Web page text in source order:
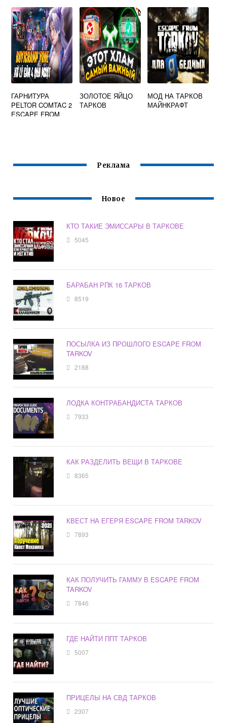
ГАРНИТУРА
PELTOR COMTAC 2
ESCAPE FROM
ЗОЛОТОЕ ЯЙЦО
ТАРКОВ
МОД НА ТАРКОВ
МАЙНКРАФТ
Реклама
Новое
КТО ТАКИЕ ЭМИССАРЫ В ТАРКОВЕ
5045
БАРАБАН РПК 16 ТАРКОВ
8519
ПОСЫЛКА ИЗ ПРОШЛОГО ESCAPE FROM
TARKOV
2188
ЛОДКА КОНТРАБАНДИСТА ТАРКОВ
7933
КАК РАЗДЕЛИТЬ ВЕЩИ В ТАРКОВЕ
8365
КВЕСТ НА ЕГЕРЯ ESCAPE FROM TARKOV
7893
КАК ПОЛУЧИТЬ ГАММУ В ESCAPE FROM
TARKOV
7846
ГДЕ НАЙТИ ППТ ТАРКОВ
5007
ПРИЦЕЛЫ НА СВД ТАРКОВ
2307